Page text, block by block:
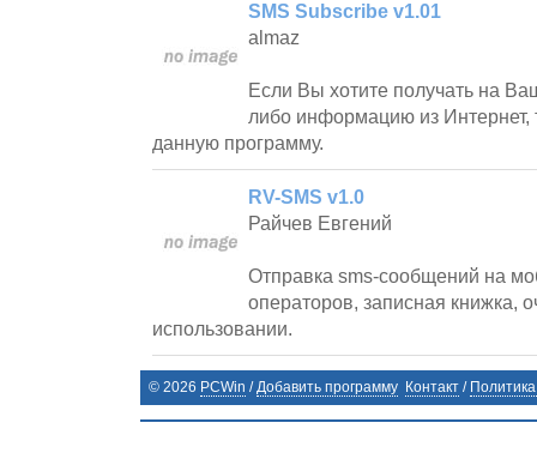
SMS Subscribe v1.01
almaz
Если Вы хотите получать на
либо информацию из Интернет,
данную программу.
RV-SMS v1.0
Райчев Евгений
Отправка sms-сообщений на
операторов, записная книжка,
использовании.
© 2026 PCWin /Добавить программу Контакт /